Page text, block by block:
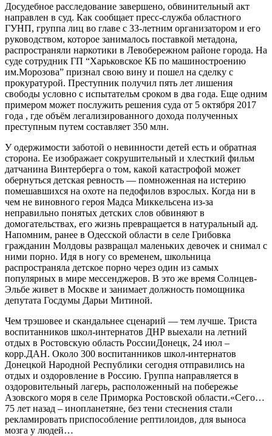
Досудебное расследование завершено, обвинительный акт
направлен в суд. Как сообщает пресс-служба областного
ГУНП, группа лиц во главе с 33-летним организатором и его
руководством, которое занималось поставкой метадона,
распространяли наркотики в Левобережном районе города. На
суде сотрудник ГП “Харьковское КБ по машиностроению
им.Морозова” признал свою вину и пошел на сделку с
прокуратурой. Преступник получил пять лет лишения
свободы условно с испытательм сроком в два года. Еще одним
примером может послужить решения суда от 5 октября 2017
года , где объём легализированного дохода полученных
преступным путем составляет 350 млн.
У одержимости заботой о невинности детей есть и обратная
сторона. Ее изображает сокрушительный и хлесткий фильм
датчанина Винтерберга о том, какой катастрофой может
обернуться детская ревность — помноженная на истерию
помешавшихся на охоте на педофилов взрослых. Когда ни в
чем не виновного героя Мадса Миккельсена из-за
неправильно понятых детских слов обвиняют в
домогательствах, его жизнь превращается в натуральный ад.
Напомним, ранее в Одесской области в селе Грибовка
гражданин Молдовы развращал маленьких девочек и снимал с
ними порно. Идя в ногу со временем, школьница
распространяла детское порно через один из самых
популярных в мире мессенджеров. В это же время Солнцев-
Эльбе живет в Москве и занимает должность помощника
депутата Госдумы Дарьи Митиной.
Чем трэшовее и скандальнее сценарий — тем лучше. Триста
воспитанников школ-интернатов ДНР выехали на летний
отдых в Ростовскую область РоссииДонецк, 24 июл –
корр.ДАН. Около 300 воспитанников школ-интернатов
Донецкой Народной Республики сегодня отправились на
отдых и оздоровление в Россию. Группа направляется в
оздоровительный лагерь, расположенный на побережье
Азовского моря в селе Приморка Ростовской области.«Сего…
75 лет назад – инопланетяне, без тени стеснения стали
рекламировать приспособление рептилоидов, для выноса
мозга у людей…